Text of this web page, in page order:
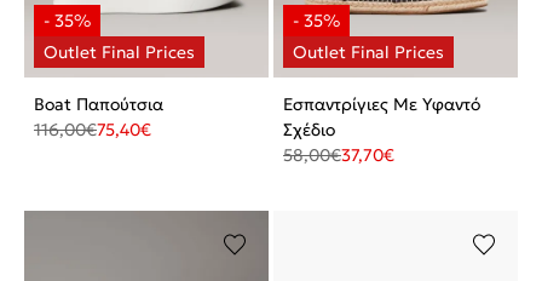
Boat Παπούτσια
116,00€75,40€
Εσπαντρίγιες Με Υφαντό
Σχέδιο
58,00€37,70€